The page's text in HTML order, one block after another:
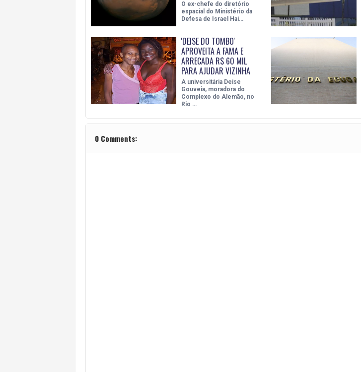
O ex-chefe do diretório
espacial do Ministério da
Defesa de Israel Hai…
'DEISE DO TOMBO'
APROVEITA A FAMA E
ARRECADA R$ 60 MIL
PARA AJUDAR VIZINHA
A universitária Deise
Gouveia, moradora do
Complexo do Alemão, no
Rio …
0 Comments: